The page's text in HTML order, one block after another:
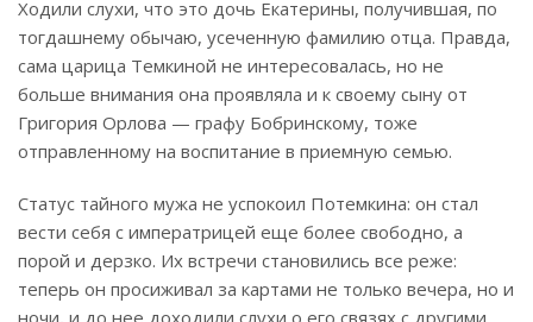
Ходили слухи, что это дочь Екатерины, получившая, по
тогдашнему обычаю, усеченную фамилию отца. Правда,
сама царица Темкиной не интересовалась, но не
больше внимания она проявляла и к своему сыну от
Григория Орлова — графу Бобринскому, тоже
отправленному на воспитание в приемную семью.
Статус тайного мужа не успокоил Потемкина: он стал
вести себя с императрицей еще более свободно, а
порой и дерзко. Их встречи становились все реже:
теперь он просиживал за картами не только вечера, но и
ночи, и до нее доходили слухи о его связях с другими